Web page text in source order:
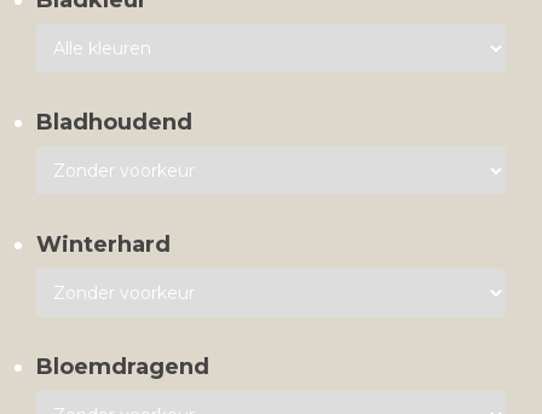
Bladhoudend
Winterhard
Bloemdragend